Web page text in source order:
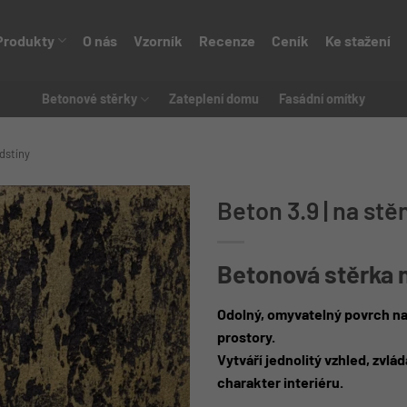
O nás Vzorník Recenze Ceník Ke stažení
Betonové stěrky Zateplení domu Fasádní omítky
Beton 3.9 | na
Betonová stěrka
Odolný, omyvatelný povrch
prostory.
Vytváří jednolitý vzhled,
charakter interiéru.